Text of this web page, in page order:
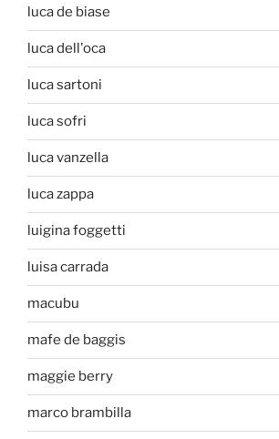
luca de biase
luca dell'oca
luca sartoni
luca sofri
luca vanzella
luca zappa
luigina foggetti
luisa carrada
macubu
mafe de baggis
maggie berry
marco brambilla